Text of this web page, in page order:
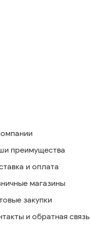
преимущества
и оплата
магазины
закупки
и обратная связь